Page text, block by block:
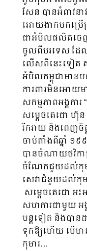
សែន បានអំពាវនា
អោយងាកមកប្រើ
ជាអំបិលផលិត​ចេ
ចូលពីបរទេស ដ
លើសពីនេះទៀត
អំបិលកម្ពុជាមា
ការពារមិនអោយ
សកម្មភាពអង្គការ
សម្ដេចតេជោ ហ៊ុ
រីករាយ និងពេញចិ
ចាប់តាំងពីឆ្នាំ ១
បានចំណាយថវិកា
ចំណែកជួយដល់កុមា
សេវាជំនួយដល់កុម
សម្ដេចតេជោ អះអ
សហការជាមួយ អង្គ
បន្តទៀត និងបាន
ទុកឱ្យហើយ បើមា
កុមារ…